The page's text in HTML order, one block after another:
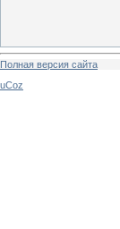
Полная версия сайта
uCoz